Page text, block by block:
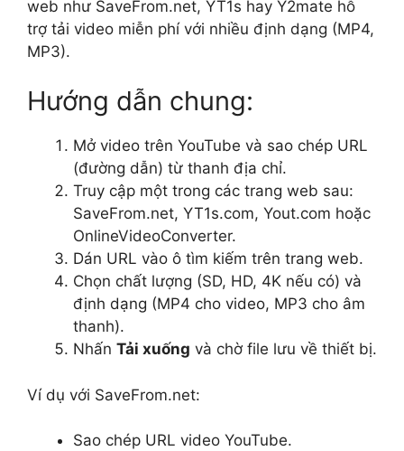
web như SaveFrom.net, YT1s hay Y2mate hỗ
trợ tải video miễn phí với nhiều định dạng (MP4,
MP3).
Hướng dẫn chung:
Mở video trên YouTube và sao chép URL
(đường dẫn) từ thanh địa chỉ.
Truy cập một trong các trang web sau:
SaveFrom.net, YT1s.com, Yout.com hoặc
OnlineVideoConverter.
Dán URL vào ô tìm kiếm trên trang web.
Chọn chất lượng (SD, HD, 4K nếu có) và
định dạng (MP4 cho video, MP3 cho âm
thanh).
Nhấn Tải xuống và chờ file lưu về thiết bị.
Ví dụ với SaveFrom.net:
Sao chép URL video YouTube.